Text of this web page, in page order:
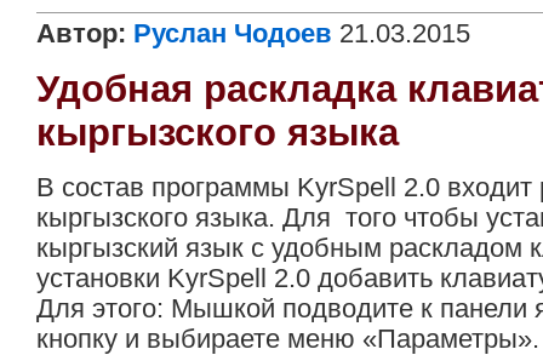
Автор: Руслан Чодоев 21.03.2015
Удобная раскладка
кыргызского языка
В состав программы KyrSpell 2.0 входит
кыргызского языка. Для того чтобы
кыргызский язык с удобным раскладом
установки KyrSpell 2.0 добавить
Для этого: Мышкой подводите к панели
кнопку и выбираете меню «Параметры».